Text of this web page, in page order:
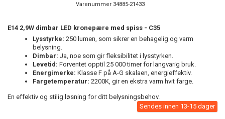
Varenummer 34885-21433
E14 2,9W dimbar LED kronepære med spiss - C35
Lysstyrke: 250 lumen, som sikrer en behagelig og varm
belysning.
Dimbar: Ja, noe som gir fleksibilitet i lysstyrken.
Levetid: Forventet opptil 25 000 timer for langvarig bruk.
Energimerke: Klasse F på A-G skalaen, energieffektiv.
Fargetemperatur: 2200K, gir en ekstra varm hvit farge.
En effektiv og stilig løsning for ditt belysningsbehov.
Sendes innen 13-15 dager